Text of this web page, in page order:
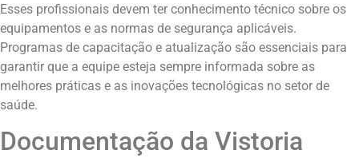
Esses profissionais devem ter conhecimento técnico sobre os
equipamentos e as normas de segurança aplicáveis.
Programas de capacitação e atualização são essenciais para
garantir que a equipe esteja sempre informada sobre as
melhores práticas e as inovações tecnológicas no setor de
saúde.
Documentação da Vistoria